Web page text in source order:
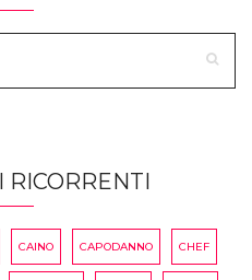
RICORRENTI
CAINO CAPODANNO CHEF